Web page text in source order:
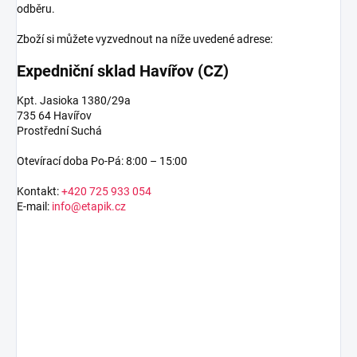
odběru.
Zboží si můžete vyzvednout na níže uvedené adrese:
Expedniční sklad Havířov (CZ)
Kpt. Jasioka 1380/29a
735 64 Havířov
Prostřední Suchá
Otevírací doba Po-Pá: 8:00 – 15:00
Kontakt:+420 725 933 054
E-mail: info@etapik.cz